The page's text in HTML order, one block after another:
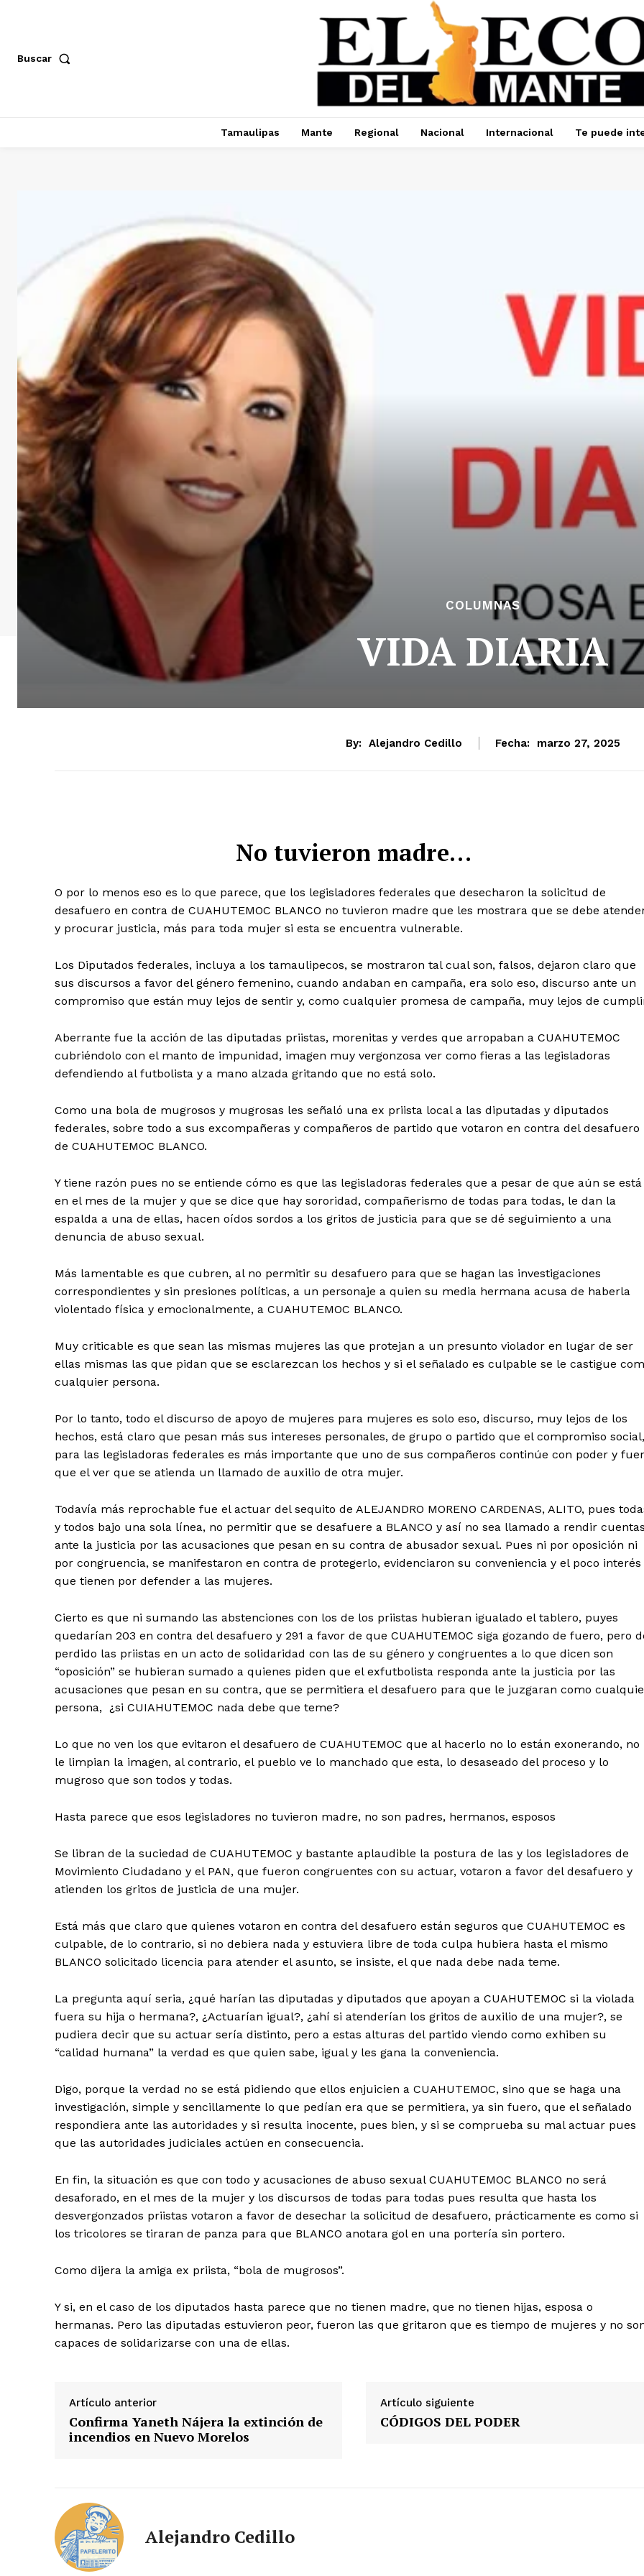
Buscar
Tamaulipas Mante Regional Nacional Internacional Te puede
COLUMNAS
VIDA DIARIA
By: Alejandro Cedillo Fecha: marzo 27, 2025
No tuvieron madre…
O por lo menos eso es lo que parece, que los legisladores federales que desecharon la solicitud de
desafuero en contra de CUAHUTEMOC BLANCO no tuvieron madre que les mostrara que se debe
y procurar justicia, más para toda mujer si esta se encuentra vulnerable.
Los Diputados federales, incluya a los tamaulipecos, se mostraron tal cual son, falsos, dejaron claro que
sus discursos a favor del género femenino, cuando andaban en campaña, era solo eso, discurso ante un
compromiso que están muy lejos de sentir y, como cualquier promesa de campaña, muy lejos de
Aberrante fue la acción de las diputadas priistas, morenitas y verdes que arropaban a CUAHUTEMOC
cubriéndolo con el manto de impunidad, imagen muy vergonzosa ver como fieras a las legisladoras
defendiendo al futbolista y a mano alzada gritando que no está solo.
Como una bola de mugrosos y mugrosas les señaló una ex priista local a las diputadas y diputados
federales, sobre todo a sus excompañeras y compañeros de partido que votaron en contra del desafuero
de CUAHUTEMOC BLANCO.
Y tiene razón pues no se entiende cómo es que las legisladoras federales que a pesar de que aún se está
en el mes de la mujer y que se dice que hay sororidad, compañerismo de todas para todas, le dan la
espalda a una de ellas, hacen oídos sordos a los gritos de justicia para que se dé seguimiento a una
denuncia de abuso sexual.
Más lamentable es que cubren, al no permitir su desafuero para que se hagan las investigaciones
correspondientes y sin presiones políticas, a un personaje a quien su media hermana acusa de haberla
violentado física y emocionalmente, a CUAHUTEMOC BLANCO.
Muy criticable es que sean las mismas mujeres las que protejan a un presunto violador en lugar de ser
ellas mismas las que pidan que se esclarezcan los hechos y si el señalado es culpable se le castigue
cualquier persona.
Por lo tanto, todo el discurso de apoyo de mujeres para mujeres es solo eso, discurso, muy lejos de los
hechos, está claro que pesan más sus intereses personales, de grupo o partido que el compromiso social,
para las legisladoras federales es más importante que uno de sus compañeros continúe con poder y
que el ver que se atienda un llamado de auxilio de otra mujer.
Todavía más reprochable fue el actuar del sequito de ALEJANDRO MORENO CARDENAS, ALITO, pues
y todos bajo una sola línea, no permitir que se desafuere a BLANCO y así no sea llamado a rendir
ante la justicia por las acusaciones que pesan en su contra de abusador sexual. Pues ni por oposición ni
por congruencia, se manifestaron en contra de protegerlo, evidenciaron su conveniencia y el poco interés
que tienen por defender a las mujeres.
Cierto es que ni sumando las abstenciones con los de los priistas hubieran igualado el tablero, puyes
quedarían 203 en contra del desafuero y 291 a favor de que CUAHUTEMOC siga gozando de fuero, pero
perdido las priistas en un acto de solidaridad con las de su género y congruentes a lo que dicen son
“oposición” se hubieran sumado a quienes piden que el exfutbolista responda ante la justicia por las
acusaciones que pesan en su contra, que se permitiera el desafuero para que le juzgaran como
persona, ¿si CUIAHUTEMOC nada debe que teme?
Lo que no ven los que evitaron el desafuero de CUAHUTEMOC que al hacerlo no lo están exonerando, no
le limpian la imagen, al contrario, el pueblo ve lo manchado que esta, lo desaseado del proceso y lo
mugroso que son todos y todas.
Hasta parece que esos legisladores no tuvieron madre, no son padres, hermanos, esposos
Se libran de la suciedad de CUAHUTEMOC y bastante aplaudible la postura de las y los legisladores de
Movimiento Ciudadano y el PAN, que fueron congruentes con su actuar, votaron a favor del desafuero y
atienden los gritos de justicia de una mujer.
Está más que claro que quienes votaron en contra del desafuero están seguros que CUAHUTEMOC es
culpable, de lo contrario, si no debiera nada y estuviera libre de toda culpa hubiera hasta el mismo
BLANCO solicitado licencia para atender el asunto, se insiste, el que nada debe nada teme.
La pregunta aquí seria, ¿qué harían las diputadas y diputados que apoyan a CUAHUTEMOC si la violada
fuera su hija o hermana?, ¿Actuarían igual?, ¿ahí si atenderían los gritos de auxilio de una mujer?, se
pudiera decir que su actuar sería distinto, pero a estas alturas del partido viendo como exhiben su
“calidad humana” la verdad es que quien sabe, igual y les gana la conveniencia.
Digo, porque la verdad no se está pidiendo que ellos enjuicien a CUAHUTEMOC, sino que se haga una
investigación, simple y sencillamente lo que pedían era que se permitiera, ya sin fuero, que el señalado
respondiera ante las autoridades y si resulta inocente, pues bien, y si se comprueba su mal actuar pues
que las autoridades judiciales actúen en consecuencia.
En fin, la situación es que con todo y acusaciones de abuso sexual CUAHUTEMOC BLANCO no será
desaforado, en el mes de la mujer y los discursos de todas para todas pues resulta que hasta los
desvergonzados priistas votaron a favor de desechar la solicitud de desafuero, prácticamente es como si
los tricolores se tiraran de panza para que BLANCO anotara gol en una portería sin portero.
Como dijera la amiga ex priista, “bola de mugrosos”.
Y si, en el caso de los diputados hasta parece que no tienen madre, que no tienen hijas, esposa o
hermanas. Pero las diputadas estuvieron peor, fueron las que gritaron que es tiempo de mujeres y no
capaces de solidarizarse con una de ellas.
Artículo anterior
Confirma Yaneth Nájera la extinción de
incendios en Nuevo Morelos
Artículo siguiente
CÓDIGOS DEL PODER
Alejandro Cedillo